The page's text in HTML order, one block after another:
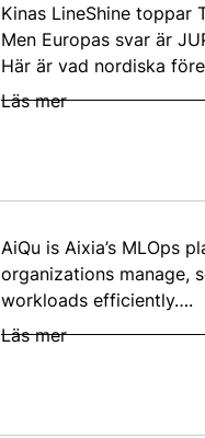
Kinas LineShine toppar
Men Europas svar är
Här är vad nordiska
Läs mer
AiQu is Aixia’s MLOps
organizations manage,
workloads efficiently….
Läs mer